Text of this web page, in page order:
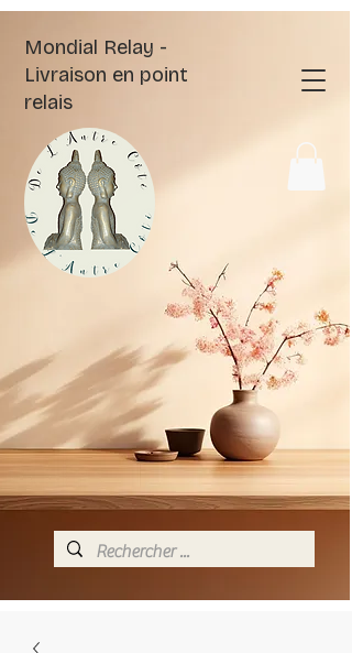
Mondial Relay -
Livraison en point
relais